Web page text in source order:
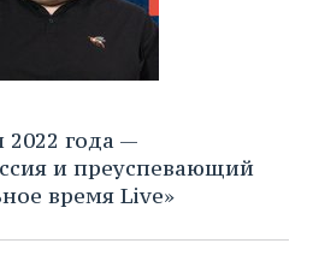
года —
и преуспевающий
время Live»